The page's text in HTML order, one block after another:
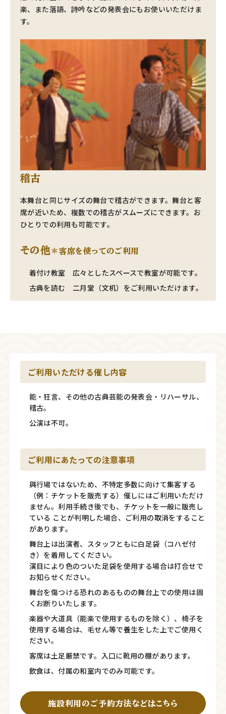
楽、また落語、詩吟などの発表会にもお使いいただけま
す。
稽古
本舞台と同じサイズの舞台で稽古ができます。舞台と客
席が近いため、複数での稽古がスムーズにできます。お
ひとりでの利用も可能です。
その他 ＊客席を使ってのご利用
着付け教室 広々としたスペースで教室が可能です。
古典を読む 二月堂（文机）をご利用いただけます。
ご利用いただける催し内容
能・狂言、その他の古典芸能の発表会・リハーサル、
稽古。
公演は不可。
ご利用にあたっての注意事項
興行場ではないため、不特定多数に向けて集客する
（例：チケットを販売する）催しにはご利用いただけ
ません。利用手続き後でも、チケットを一般に販売し
ている ことが判明した場合、ご利用の取消をすること
があります。
舞台上は出演者、スタッフともに白足袋（コハゼ付
き）を着用してください。
演目により色のついた足袋を使用する場合は打合せで
お知らせください。
舞台を傷つける恐れのあるものの舞台上での使用は固
くお断りいたします。
楽器や大道具（能楽で使用するものを除く）、椅子を
使用する場合は、毛せん等で養生をした上でご使用く
ださい。
客席は土足厳禁です。入口に靴用の棚があります。
飲食は、付属の和室内でのみ可能です。
施設利用のご予約方法などはこちら